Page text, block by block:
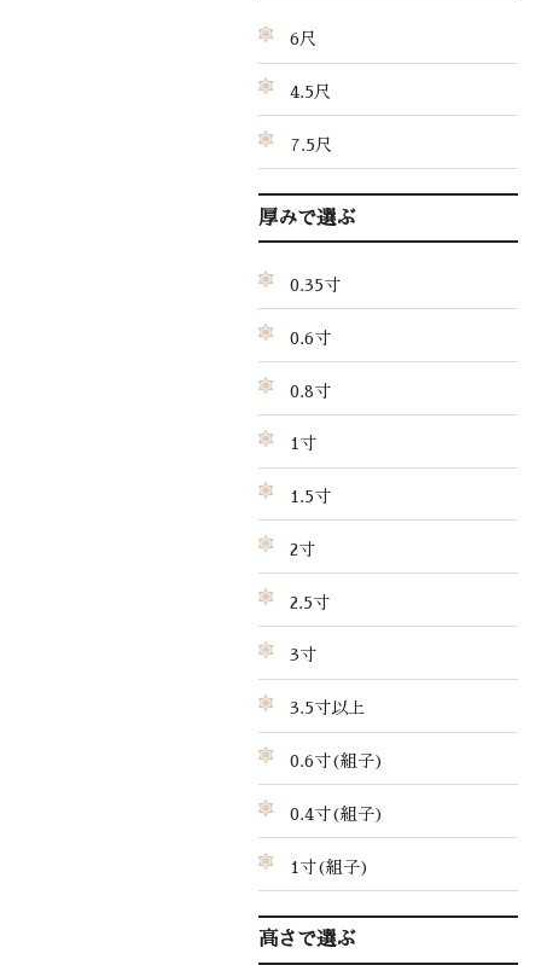
6尺
4.5尺
7.5尺
厚みで選ぶ
0.35寸
0.6寸
0.8寸
1寸
1.5寸
2寸
2.5寸
3寸
3.5寸以上
0.6寸(組子)
0.4寸(組子)
1寸(組子)
高さで選ぶ